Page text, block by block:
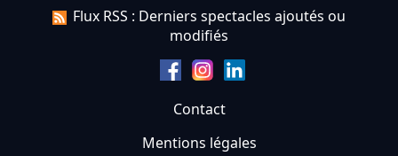
Flux RSS : Derniers spectacles ajoutés ou
modifiés
Contact
Mentions légales